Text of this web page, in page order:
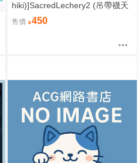
hiki)]SacredLechery2 (吊帶襪天
售價 450